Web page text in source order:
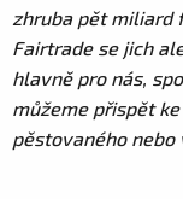
zhruba pět miliard
Fairtrade se jich
hlavně pro nás,
můžeme přispět
pěstovaného nebo